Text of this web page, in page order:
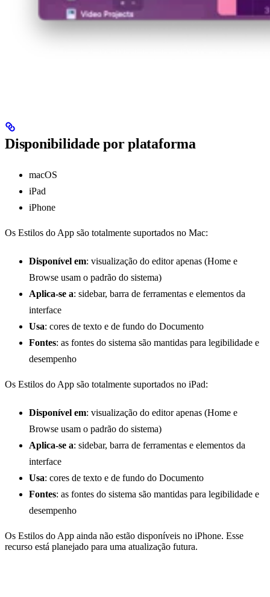
Disponibilidade por plataforma
macOS
iPad
iPhone
Os Estilos do App são totalmente suportados no Mac:
Disponível em: visualização do editor apenas (Home e
Browse usam o padrão do sistema)
Aplica-se a: sidebar, barra de ferramentas e elementos da
interface
Usa: cores de texto e de fundo do Documento
Fontes: as fontes do sistema são mantidas para legibilidade e
desempenho
Os Estilos do App são totalmente suportados no iPad:
Disponível em: visualização do editor apenas (Home e
Browse usam o padrão do sistema)
Aplica-se a: sidebar, barra de ferramentas e elementos da
interface
Usa: cores de texto e de fundo do Documento
Fontes: as fontes do sistema são mantidas para legibilidade e
desempenho
Os Estilos do App ainda não estão disponíveis no iPhone. Esse
recurso está planejado para uma atualização futura.